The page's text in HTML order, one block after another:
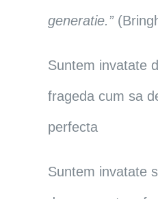
generatie.”
Suntem invatate
frageda cum sa
perfecta
Suntem invatate